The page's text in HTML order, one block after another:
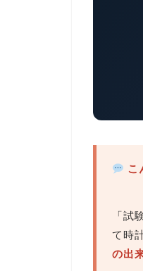
こ
「試
て時
の出